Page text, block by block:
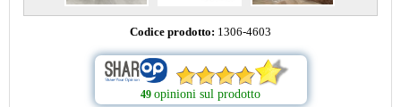
Codice prodotto: 1306-4603
49 opinioni sul prodotto